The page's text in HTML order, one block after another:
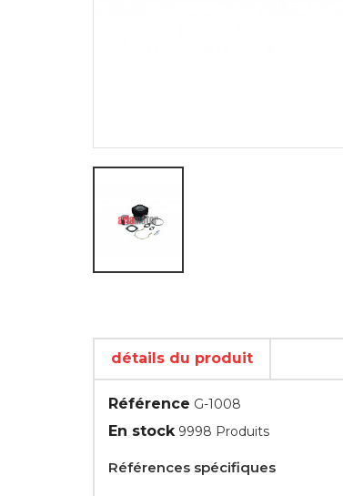
détails du produit
Référence G-1008
En stock 9998 Produits
Références spécifiques